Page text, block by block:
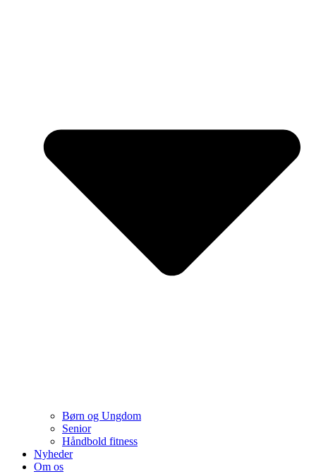
Børn og Ungdom
Senior
Håndbold fitness
Nyheder
Om os